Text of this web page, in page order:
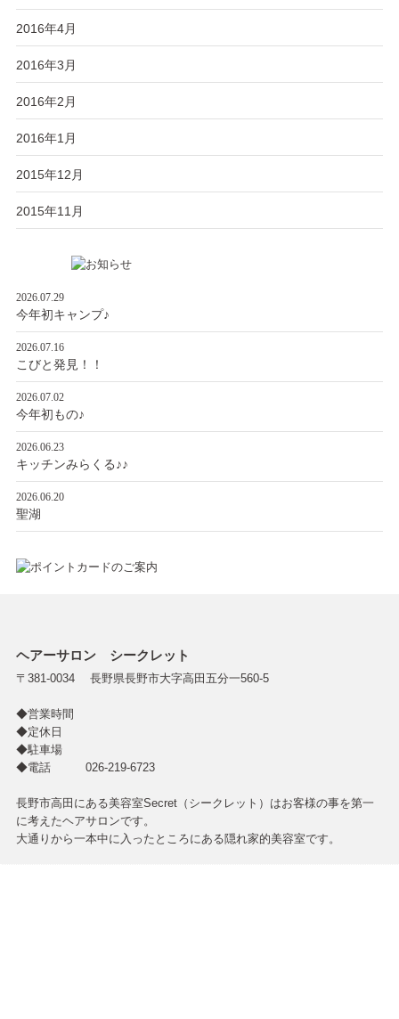
2016年4月
2016年3月
2016年2月
2016年1月
2015年12月
2015年11月
2026.07.29
今年初キャンプ♪
2026.07.16
こびと発見！！
2026.07.02
今年初もの♪
2026.06.23
キッチンみらくる♪♪
2026.06.20
聖湖
ヘアーサロン シークレット
〒381-0034 長野県長野市大字高田五分一560-5
◆営業時間
◆定休日
◆駐車場
◆電話 026-219-6723
長野市高田にある美容室Secret（シークレット）はお客様の事を第一
に考えたヘアサロンです。
大通りから一本中に入ったところにある隠れ家的美容室です。